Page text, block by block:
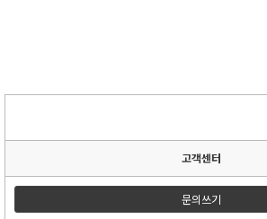
고객센터
문의쓰기